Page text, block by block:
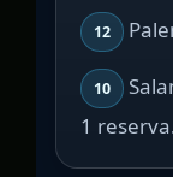
12
10
1